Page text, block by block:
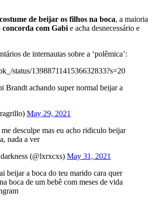
costume de beijar os filhos na boca, a maioria
com Gabi e acha desnecessário e
de internautas sobre a ‘polêmica’:
status/1398871141536632833?s=20
Brandt achando super normal beijar a
May 29, 2021
desculpe mas eu acho ridiculo beijar
nada a ver
(@lxrxcxs) May 31, 2021
beijar a boca do teu marido cara quer
boca de um bebê com meses de vida